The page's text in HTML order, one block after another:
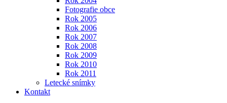
Fotografie obce
Rok 2005
Rok 2006
Rok 2007
Rok 2008
Rok 2009
Rok 2010
Rok 2011
Letecké snímky
Kontakt